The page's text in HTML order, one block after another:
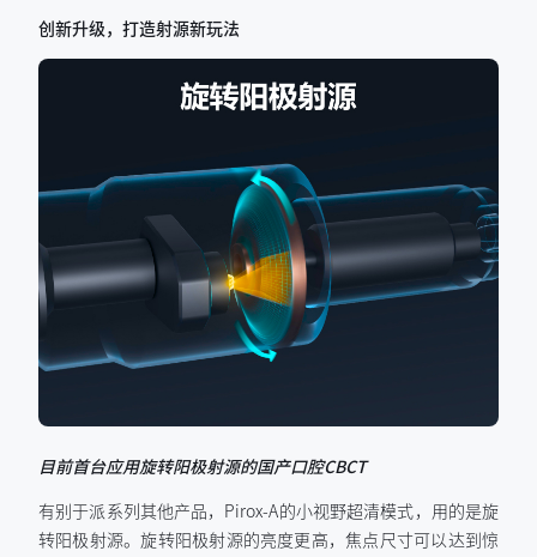
创新升级，打造射源新玩法
目前首台应用旋转阳极射源的国产口腔CBCT
有别于派系列其他产品，Pirox-A的小视野超清模式，用的是旋
转阳极射源。旋转阳极射源的亮度更高，焦点尺寸可以达到惊